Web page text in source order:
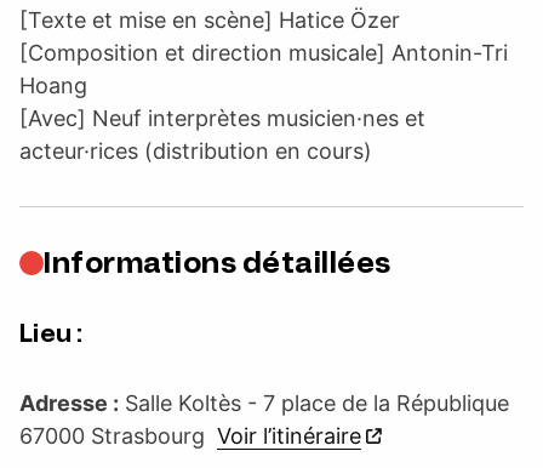
[Texte et mise en scène] Hatice Özer
[Composition et direction musicale] Antonin-Tri
Hoang
[Avec] Neuf interprètes musicien·nes et
acteur·rices (distribution en cours)
Informations détaillées
Lieu :
Adresse : Salle Koltès - 7 place de la République
67000 Strasbourg Voir l’itinéraire